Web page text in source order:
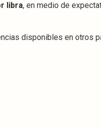
libra, en medio de
disponibles en otros